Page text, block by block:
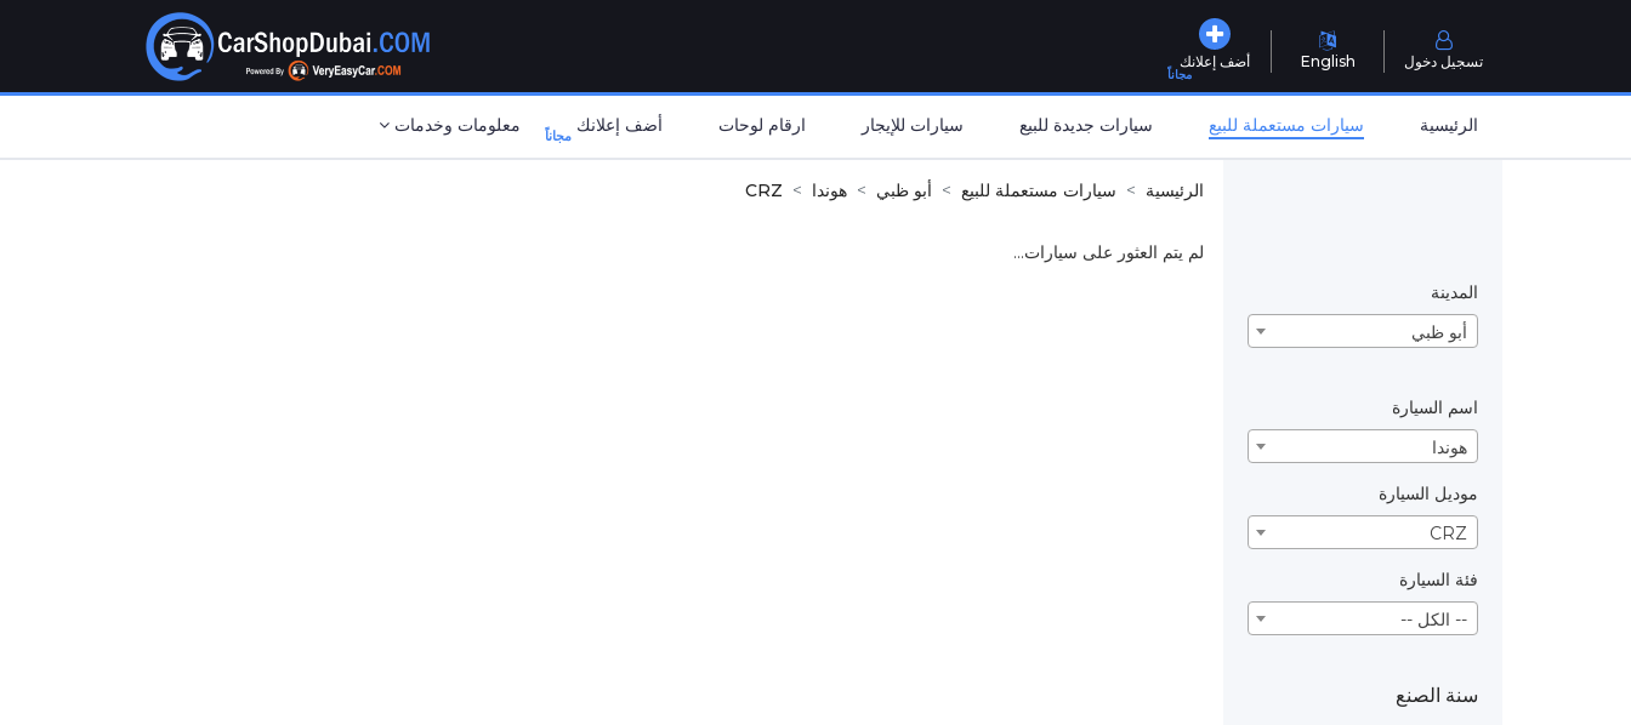
أضف إعلانك
مجاناً
English تسجيل دخول
الرئيسية سيارات مستعملة للبيع سيارات جديدة للبيع سيارات للإيجار ارقام لوحات أضف إعلانك مجاناً معلومات وخدمات
المدينة
أبو ظبي
اسم السيارة
هوندا
موديل السيارة
CRZ
فئة السيارة
-- الكل --
سنة الصنع
الرئيسية سيارات مستعملة للبيع أبو ظبي هوندا CRZ
لم يتم العثور على سيارات...